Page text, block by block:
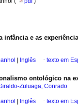
infância e as
Inglês · texto em
ontológico na
Zuluaga, Conrado
Inglês · texto em